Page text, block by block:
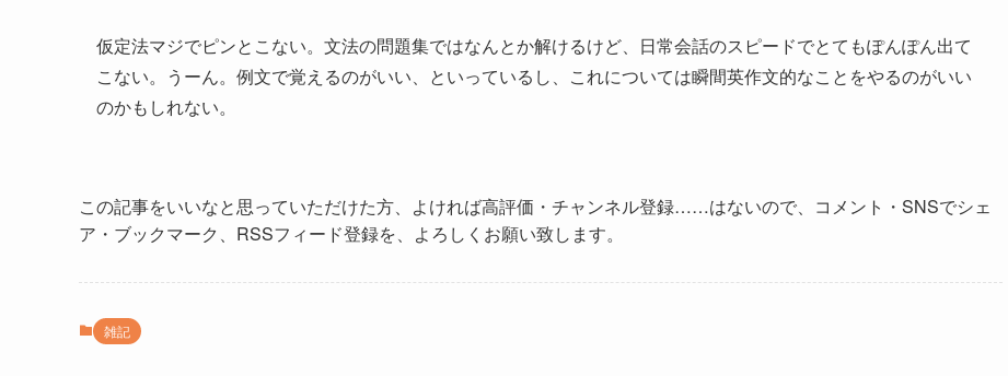
仮定法マジでピンとこない。文法の問題集ではなんとか解けるけど、日常会話のスピードでとてもぽんぽん出て
こない。うーん。例文で覚えるのがいい、といっているし、これについては瞬間英作文的なことをやるのがいい
のかもしれない。
この記事をいいなと思っていただけた方、よければ高評価・チャンネル登録……はないので、コメント・SNSでシェ
ア・ブックマーク、RSSフィード登録を、よろしくお願い致します。
雑記